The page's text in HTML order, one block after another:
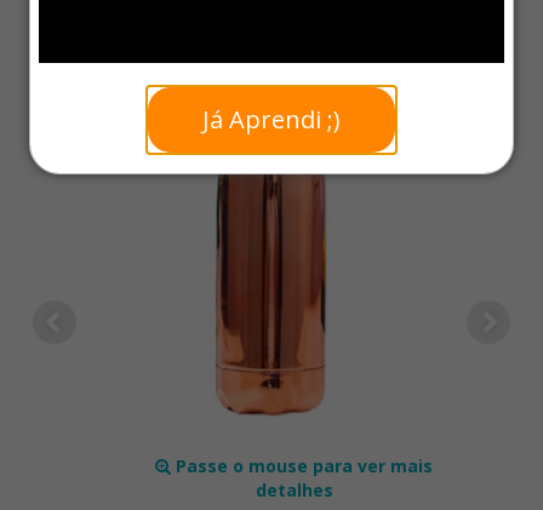
Já Aprendi ;)
Passe o mouse para ver mais
detalhes